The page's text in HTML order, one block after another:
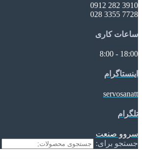
3910 282 0912
7728 3355 028
ساعات کاری
18:00 - 8:00
اینستاگرام
servosanatt
تلگرام
سروو صنعت
جستجو برای: